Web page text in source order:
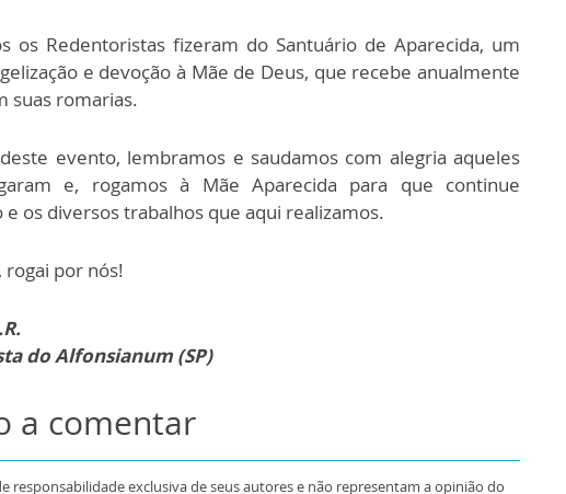
os Redentoristas fizeram do Santuário de Aparecida, um
e devoção à Mãe de Deus, que recebe anualmente
suas romarias.
evento, lembramos e saudamos com alegria aqueles
e, rogamos à Mãe Aparecida para que continue
e os diversos trabalhos que aqui realizamos.
rogai por nós!
do Alfonsianum (SP)
a comentar
responsabilidade exclusiva de seus autores e não representam a opinião do